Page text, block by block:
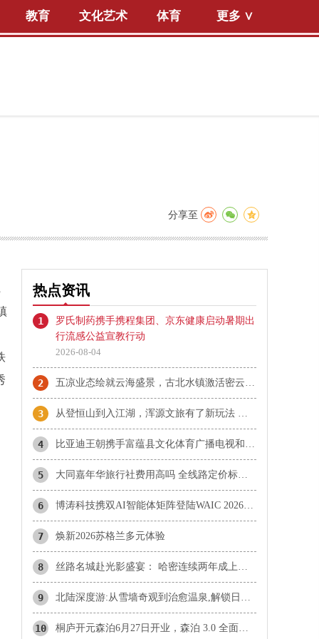
教育 文化艺术 体育 更多 ∨
分享至
热点资讯
1
罗氏制药携手携程集团、京东健康启动暑期出
行流感公益宣教行动
2026-08-04
2 五凉业态绘就云海盛景，古北水镇激活密云暑期文旅新动能
3 从登恒山到入江湖，浑源文旅有了新玩法 ——恒山笑傲江湖城打造华北武侠主题文旅新场景
4 比亚迪王朝携手富蕴县文化体育广播电视和旅游局共建阿勒泰地区闪充首站 “千里画廊闪充大道”正式揭幕
5 大同嘉年华旅行社费用高吗 全线路定价标准与价值拆解
6 博涛科技携双AI智能体矩阵登陆WAIC 2026，解码文旅科技新未来
7 焕新2026苏格兰多元体验
8 丝路名城赴光影盛宴： 哈密连续两年成上海电影电视节官方合作伙伴
9 北陆深度游:从雪墙奇观到治愈温泉,解锁日本北陆的四季松弛之旅
10 桐庐开元森泊6月27日开业，森泊 3.0 全面升级，重塑度假愉悦感